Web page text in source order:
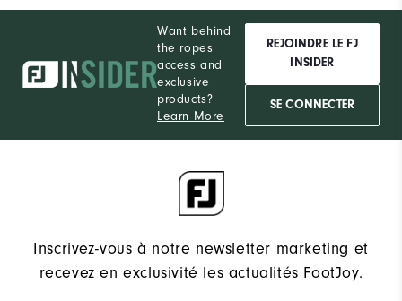
Want behind
the ropes
access and
exclusive
products?
Learn More
REJOINDRE LE FJ
INSIDER
SE CONNECTER
Inscrivez-vous à notre newsletter marketing et
recevez en exclusivité les actualités FootJoy.